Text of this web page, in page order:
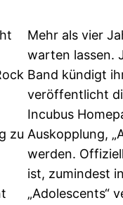
zu
Mehr als vier
warten lassen.
Band kündigt
veröffentlicht
Incubus
Auskopplung,
werden.
ist, zumindest
„Adolescents“